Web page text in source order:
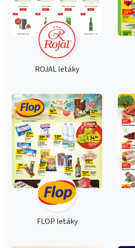
ROJAL letáky
FLOP letáky